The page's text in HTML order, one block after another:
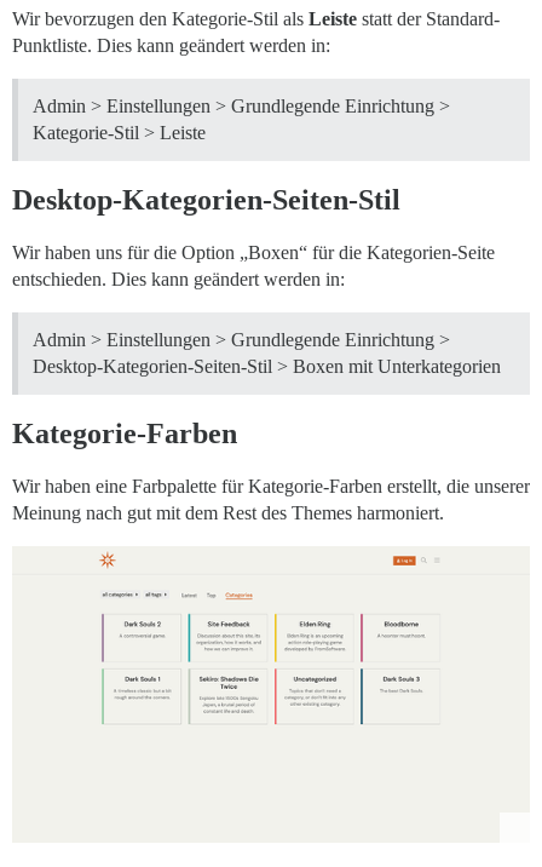
Wir bevorzugen den Kategorie-Stil als Leiste statt der Standard-
Punktliste. Dies kann geändert werden in:
Admin > Einstellungen > Grundlegende Einrichtung >
Kategorie-Stil > Leiste
Desktop-Kategorien-Seiten-Stil
Wir haben uns für die Option „Boxen“ für die Kategorien-Seite
entschieden. Dies kann geändert werden in:
Admin > Einstellungen > Grundlegende Einrichtung >
Desktop-Kategorien-Seiten-Stil > Boxen mit Unterkategorien
Kategorie-Farben
Wir haben eine Farbpalette für Kategorie-Farben erstellt, die unserer
Meinung nach gut mit dem Rest des Themes harmoniert.